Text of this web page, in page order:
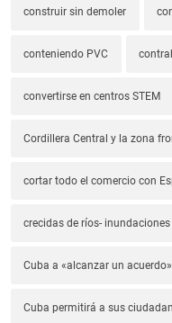
construir sin demoler
conteniendo PVC
convertirse en centros STEM
Cordillera Central y la zona
cortar todo el comercio con
crecidas de ríos-
Cuba a «alcanzar un
Cuba permitirá a sus